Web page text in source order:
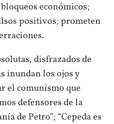
económicos;
positivos; prometen
disfrazados de
inundan los ojos y
el comunismo que
defensores de la
de Petro”; “Cepeda es